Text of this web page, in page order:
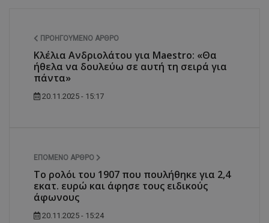
ΠΡΟΗΓΟΎΜΕΝΟ ΆΡΘΡΟ
Κλέλια Ανδριολάτου για Maestro: «Θα
ήθελα να δουλεύω σε αυτή τη σειρά για
πάντα»
20.11.2025 - 15:17
ΕΠΌΜΕΝΟ ΆΡΘΡΟ
Το ρολόι του 1907 που πουλήθηκε για 2,4
εκατ. ευρώ και άφησε τους ειδικούς
άφωνους
20.11.2025 - 15:24